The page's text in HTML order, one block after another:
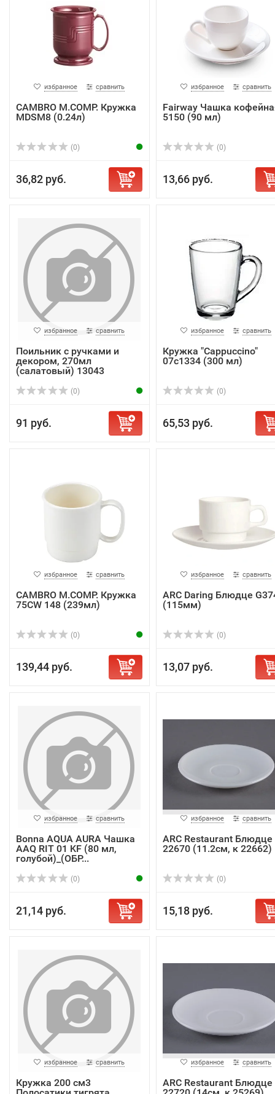
избранное сравнить
CAMBRO M.COMP. Кружка
MDSM8 (0.24л)
(0)
36,82 руб.
избранное сравнить
Fairway Чашка
5150 (90 мл)
(0)
13,66 руб.
избранное сравнить
Поильник с ручками и
декором, 270мл
(салатовый) 13043
(0)
91 руб.
избранное сравнить
Кружка "Сappuccino"
07c1334 (300 мл)
(0)
65,53 руб.
избранное сравнить
CAMBRO M.COMP. Кружка
75CW 148 (239мл)
(0)
139,44 руб.
избранное сравнить
ARC Daring Блюдце
(115мм)
(0)
13,07 руб.
избранное сравнить
Bonna AQUA AURA Чашка
AAQ RIT 01 KF (80 мл,
голубой)_(ОБР...
(0)
21,14 руб.
избранное сравнить
ARC Restaurant Блюдце
22670 (11.2см, к 22662)
(0)
15,18 руб.
избранное сравнить
Кружка 200 см3
избранное сравнить
ARC Restaurant Блюдце